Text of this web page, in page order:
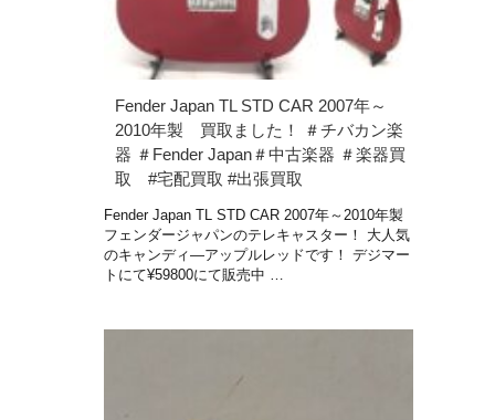
Fender Japan TL STD CAR 2007年～
2010年製 買取ました！ ＃チバカン楽
器 ＃Fender Japan＃中古楽器 ＃楽器買
取 #宅配買取 #出張買取
Fender Japan TL STD CAR 2007年～2010年製
フェンダージャパンのテレキャスター！ 大人気
のキャンディ―アップルレッドです！ デジマー
トにて¥59800にて販売中 …